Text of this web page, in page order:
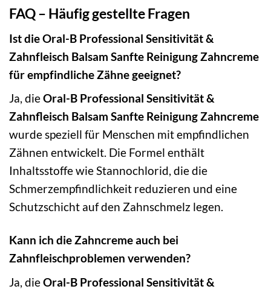
FAQ – Häufig gestellte Fragen
Ist die Oral-B Professional Sensitivität &
Zahnfleisch Balsam Sanfte Reinigung Zahncreme
für empfindliche Zähne geeignet?
Ja, dieOral-B Professional Sensitivität &
Zahnfleisch Balsam Sanfte Reinigung Zahncreme
wurde speziell für Menschen mit empfindlichen
Zähnen entwickelt. Die Formel enthält
Inhaltsstoffe wie Stannochlorid, die die
Schmerzempfindlichkeit reduzieren und eine
Schutzschicht auf den Zahnschmelz legen.
Kann ich die Zahncreme auch bei
Zahnfleischproblemen verwenden?
Ja, dieOral-B Professional Sensitivität &